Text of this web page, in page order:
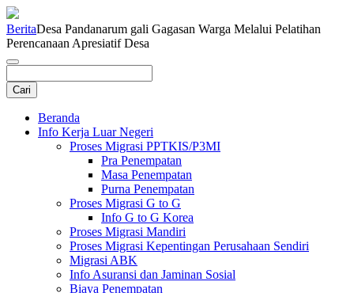
BeritaDesa Pandanarum gali Gagasan Warga Melalui Pelatihan
Perencanaan Apresiatif Desa
Beranda
Info Kerja Luar Negeri
Proses Migrasi PPTKIS/P3MI
Pra Penempatan
Masa Penempatan
Purna Penempatan
Proses Migrasi G to G
Info G to G Korea
Proses Migrasi Mandiri
Proses Migrasi Kepentingan Perusahaan Sendiri
Migrasi ABK
Info Asuransi dan Jaminan Sosial
Biaya Penempatan